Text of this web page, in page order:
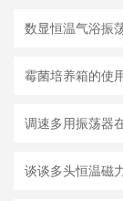
霉菌培养箱的使
调速多用振荡器